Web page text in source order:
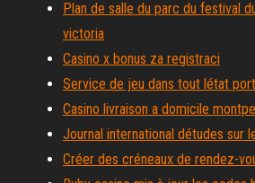
Plan de salle du parc du festival
victoria
Casino x bonus za registraci
Service de jeu dans tout létat
Casino livraison a domicile
Journal international détudes sur
Créer des créneaux de rendez-